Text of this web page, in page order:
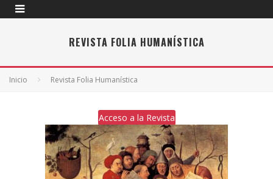
REVISTA FOLIA HUMANÍSTICA
Inicio Revista Folia Humanística
Acceso a la Revista